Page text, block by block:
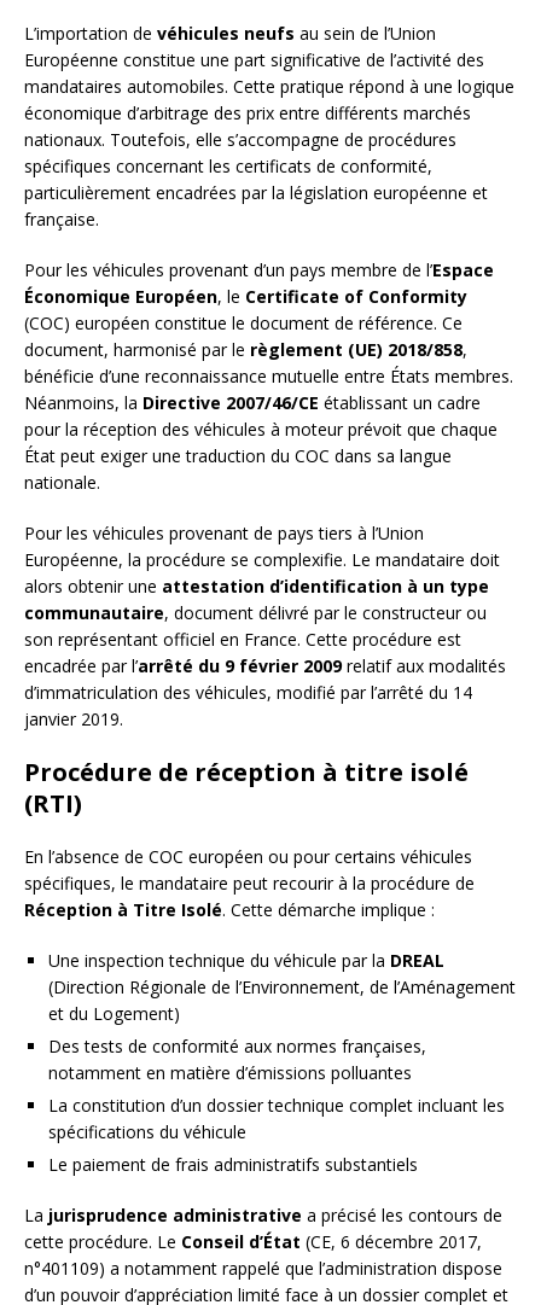
L’importation de véhicules neufs au sein de l’Union
Européenne constitue une part significative de l’activité des
mandataires automobiles. Cette pratique répond à une logique
économique d’arbitrage des prix entre différents marchés
nationaux. Toutefois, elle s’accompagne de procédures
spécifiques concernant les certificats de conformité,
particulièrement encadrées par la législation européenne et
française.
Pour les véhicules provenant d’un pays membre de l’Espace
Économique Européen, le Certificate of Conformity
(COC) européen constitue le document de référence. Ce
document, harmonisé par le règlement (UE) 2018/858,
bénéficie d’une reconnaissance mutuelle entre États membres.
Néanmoins, la Directive 2007/46/CE établissant un cadre
pour la réception des véhicules à moteur prévoit que chaque
État peut exiger une traduction du COC dans sa langue
nationale.
Pour les véhicules provenant de pays tiers à l’Union
Européenne, la procédure se complexifie. Le mandataire doit
alors obtenir une attestation d’identification à un type
communautaire, document délivré par le constructeur ou
son représentant officiel en France. Cette procédure est
encadrée par l’arrêté du 9 février 2009relatif aux modalités
d’immatriculation des véhicules, modifié par l’arrêté du 14
janvier 2019.
Procédure de réception à titre isolé
(RTI)
En l’absence de COC européen ou pour certains véhicules
spécifiques, le mandataire peut recourir à la procédure de
Réception à Titre Isolé. Cette démarche implique :
Une inspection technique du véhicule par la DREAL
(Direction Régionale de l’Environnement, de l’Aménagement
et du Logement)
Des tests de conformité aux normes françaises,
notamment en matière d’émissions polluantes
La constitution d’un dossier technique complet incluant les
spécifications du véhicule
Le paiement de frais administratifs substantiels
La jurisprudence administrative a précisé les contours de
cette procédure. Le Conseil d’État (CE, 6 décembre 2017,
n°401109) a notamment rappelé que l’administration dispose
d’un pouvoir d’appréciation limité face à un dossier complet et